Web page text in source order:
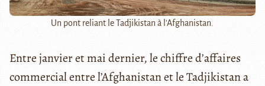
Un pont reliant le Tadjikistan à l'Afghanistan.
Entre janvier et mai dernier, le chiffre d’affaires
commercial entre l’Afghanistan et le Tadjikistan a